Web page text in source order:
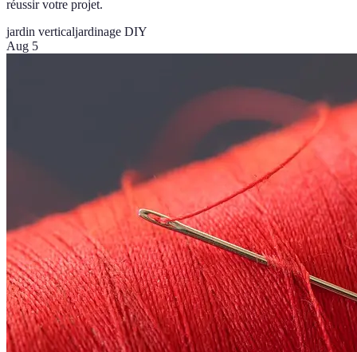
réussir votre projet.
jardin verticaljardinage DIY
Aug 5